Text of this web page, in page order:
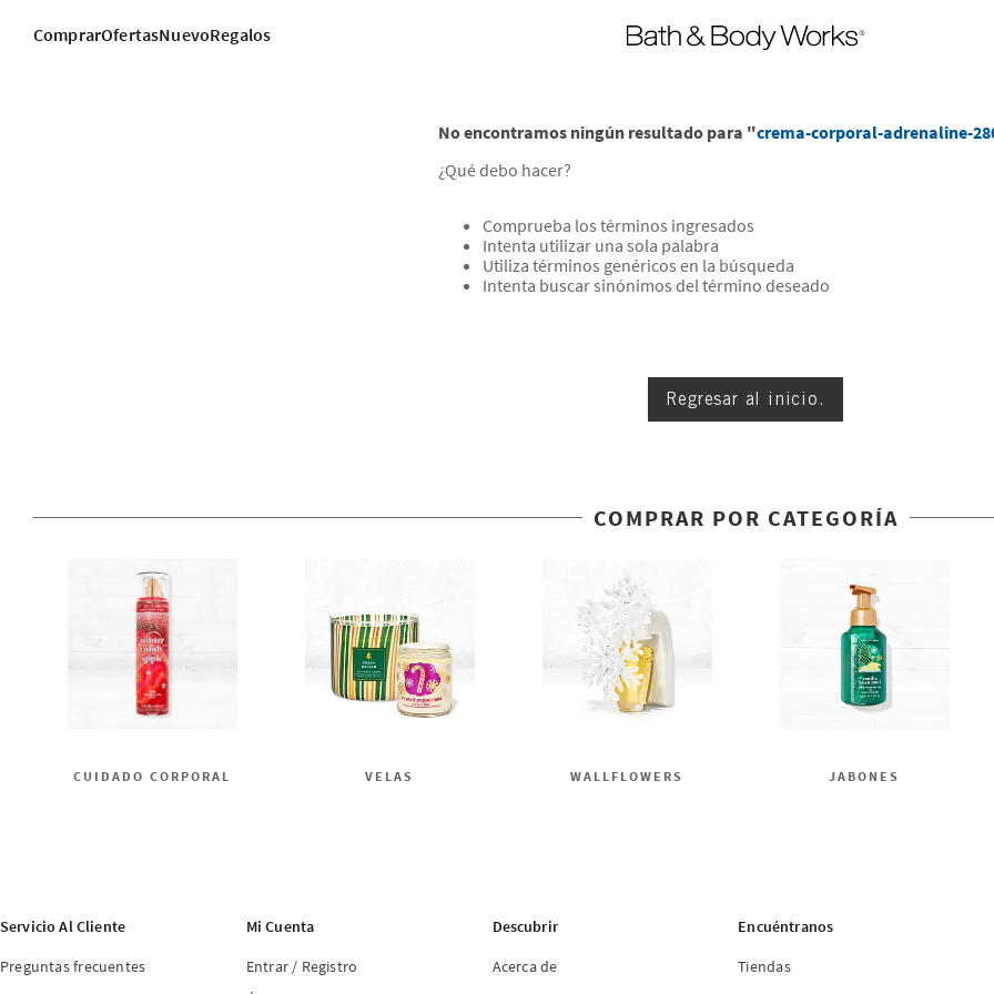
ComprarOfertasNuevoRegalos
No encontramos ningún resultado para "crema-corporal-adrenaline-
¿Qué debo hacer?
Comprueba los términos ingresados
Intenta utilizar una sola palabra
Utiliza términos genéricos en la búsqueda
Intenta buscar sinónimos del término deseado
Regresar al inicio.
COMPRAR POR CATEGORÍA
CUIDADO CORPORAL VELAS WALLFLOWERS JABONES
Servicio Al Cliente
Preguntas frecuentes
Mi Cuenta
Entrar / Registro
Descubrir
Acerca de
Encuéntranos
Tiendas